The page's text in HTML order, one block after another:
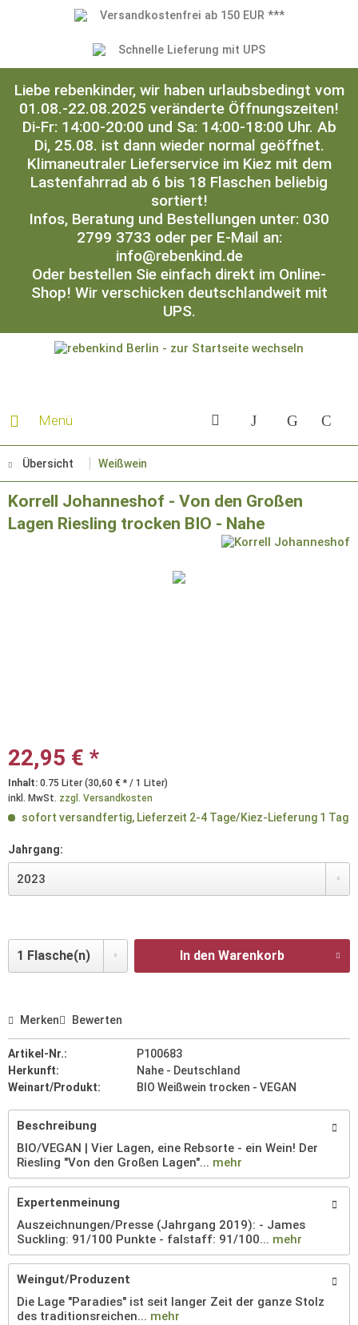
Versandkostenfrei ab 150 EUR ***
Schnelle Lieferung mit UPS
Liebe rebenkinder, wir haben urlaubsbedingt vom
01.08.-22.08.2025 veränderte Öffnungszeiten!
Di-Fr: 14:00-20:00 und Sa: 14:00-18:00 Uhr. Ab
Di, 25.08. ist dann wieder normal geöffnet.
Klimaneutraler Lieferservice im Kiez mit dem
Lastenfahrrad ab 6 bis 18 Flaschen beliebig
sortiert!
Infos, Beratung und Bestellungen unter: 030
2799 3733 oder per E-Mail an:
info@rebenkind.de
Oder bestellen Sie einfach direkt im Online-
Shop! Wir verschicken deutschlandweit mit
UPS.
Menü
Übersicht Weißwein
Korrell Johanneshof - Von den Großen
Lagen Riesling trocken BIO - Nahe
22,95 € *
Inhalt: 0.75 Liter (30,60 € * / 1 Liter)
inkl. MwSt. zzgl. Versandkosten
sofort versandfertig, Lieferzeit 2-4 Tage/Kiez-Lieferung 1 Tag
Jahrgang:
In den Warenkorb
Merken Bewerten
Artikel-Nr.:
P100683
Herkunft:
Nahe - Deutschland
Weinart/Produkt:
BIO Weißwein trocken - VEGAN
Beschreibung
BIO/VEGAN | Vier Lagen, eine Rebsorte - ein Wein! Der
Riesling "Von den Großen Lagen"... mehr
Expertenmeinung
Auszeichnungen/Presse (Jahrgang 2019): - James
Suckling: 91/100 Punkte - falstaff: 91/100... mehr
Weingut/Produzent
Die Lage "Paradies" ist seit langer Zeit der ganze Stolz
des traditionsreichen... mehr